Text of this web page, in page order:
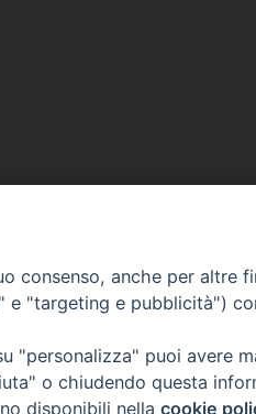
Padova
049 8771705
consenso, anche per altre
e "targeting e pubblicità")
"personalizza" puoi avere
o chiudendo questa
disponibili nella cookie